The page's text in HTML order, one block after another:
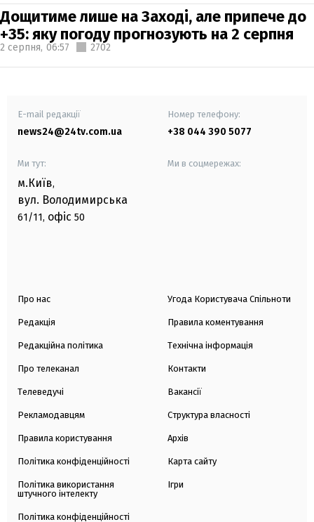
Дощитиме лише на Заході, але припече до
+35: яку погоду прогнозують на 2 серпня
2 серпня, 06:57 2702
E-mail редакції
news24@24tv.com.ua
Номер телефону:
+38 044 390 5077
Ми тут:
м.Київ,
вул. Володимирська
61/11, офіс 50
Ми в соцмережах:
Про нас
Редакція
Редакційна політика
Про телеканал
Телеведучі
Рекламодавцям
Правила користування
Політика конфіденційності
Політика використання
штучного інтелекту
Політика конфіденційності
Угода Користувача Спільноти
Правила коментування
Технічна інформація
Контакти
Вакансії
Структура власності
Архів
Карта сайту
Ігри